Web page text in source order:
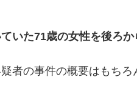
いた71歳の女性を後ろ
者の事件の概要はもち